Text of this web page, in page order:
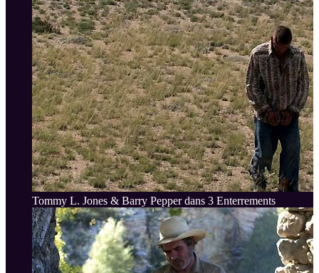
Tommy L. Jones & Barry Pepper dans 3 Enterrements